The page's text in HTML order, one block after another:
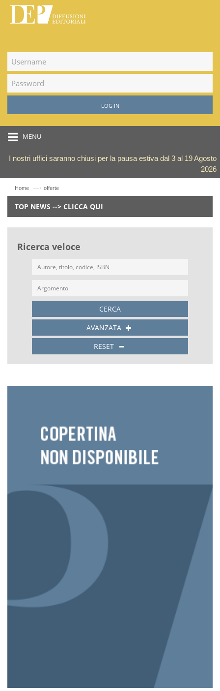
LOG IN
MENU
I nostri uffici saranno chiusi per la pausa estiva dal 3 al 19 Agosto
2026
Home —› offerte
TOP NEWS --> CLICCA QUI
Ricerca veloce
CERCA
AVANZATA
RESET